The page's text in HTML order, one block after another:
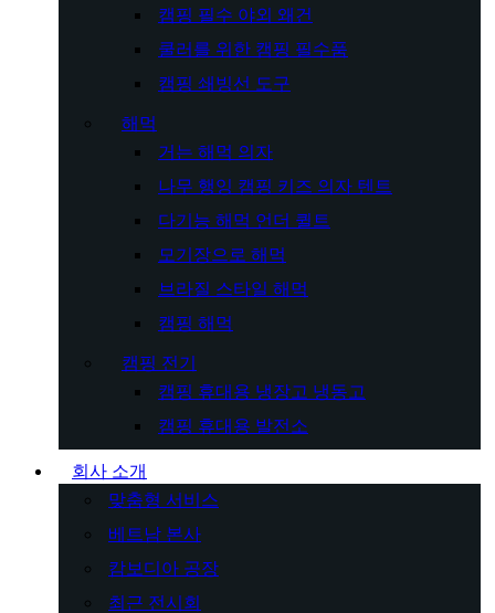
캠핑 필수 야외 왜건
쿨러를 위한 캠핑 필수품
캠핑 쇄빙선 도구
해먹
거는 해먹 의자
나무 행잉 캠핑 키즈 의자 텐트
다기능 해먹 언더 퀼트
모기장으로 해먹
브라질 스타일 해먹
캠핑 해먹
캠핑 전기
캠핑 휴대용 냉장고 냉동고
캠핑 휴대용 발전소
회사 소개
맞춤형 서비스
베트남 본사
캄보디아 공장
최근 전시회